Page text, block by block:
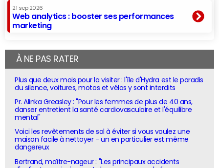
21 sep 2026
Web analytics : booster ses performances
marketing
À NE PAS RATER
Plus que deux mois pour la visiter : l'île d'Hydra est le paradis
du silence, voitures, motos et vélos y sont interdits
Pr. Alinka Greasley : "Pour les femmes de plus de 40 ans,
danser entretient la santé cardiovasculaire et l'équilibre
mental"
Voici les revêtements de sol à éviter si vous voulez une
maison facile à nettoyer - un en particulier est même
dangereux
Bertrand, maître-nageur : "Les principaux accidents